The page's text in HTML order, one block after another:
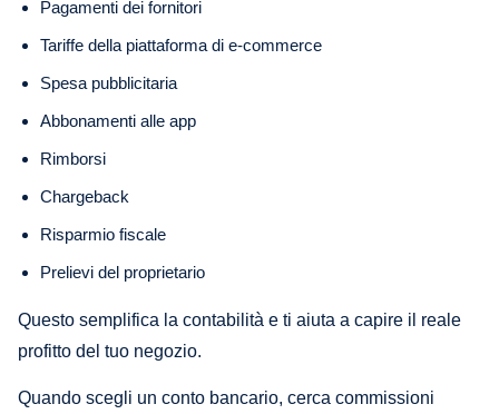
Pagamenti dei fornitori
Tariffe della piattaforma di e-commerce
Spesa pubblicitaria
Abbonamenti alle app
Rimborsi
Chargeback
Risparmio fiscale
Prelievi del proprietario
Questo semplifica la contabilità e ti aiuta a capire il reale
profitto del tuo negozio.
Quando scegli un conto bancario, cerca commissioni